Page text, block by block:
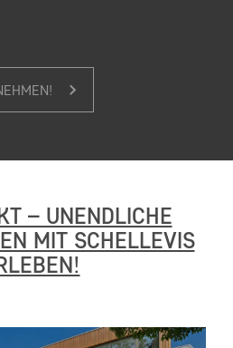
– UNENDLICHE
MIT SCHELLEVIS